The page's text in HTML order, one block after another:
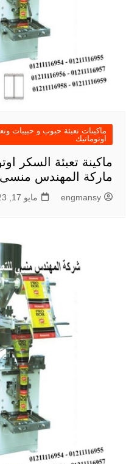
ماكينات تعبئة حبوب و حبيبات
اوتوماتيك
ماركة المهندس منسى
engmansy مايو 17, 2023